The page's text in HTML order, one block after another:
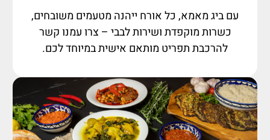
עם ביג מאמא, כל אורח ייהנה מטעמים משובחים,
כשרות מוקפדת ושירות לבבי – צרו עמנו קשר
להרכבת תפריט מותאם אישית במיוחד לכם.